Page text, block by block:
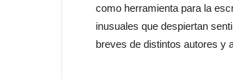
como herramienta para la
inusuales que despiertan
breves de distintos autores y